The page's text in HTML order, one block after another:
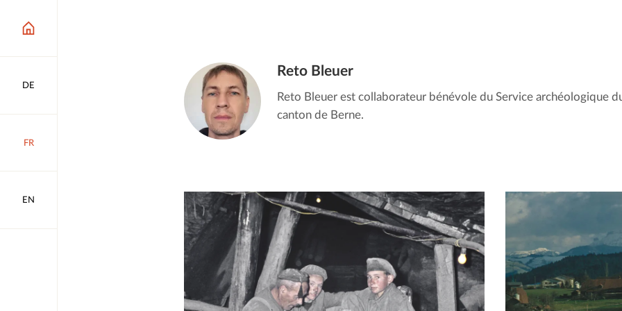
DE
FR
EN
Reto Bleuer
Reto Bleuer est collaborateur bénévole du Service archéologique
canton de Berne.